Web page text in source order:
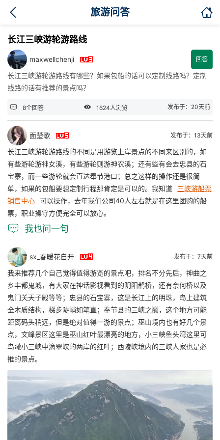
旅游问答 
长江三峡游轮游路线
maxwellchenji  回答
长江三峡游轮游路线有哪些？如果包船的话可以定制线路吗？定制
线路的话有推荐的景点吗？
 8个回答  1624人浏览 发布于：20天前
面楚歌  发布于：13天前
长江三峡游轮游路线的不同是用游览上岸景点的不同来区别的，如
有些游轮游神女溪，有些游轮则游神农溪；还有些有会去忠县的石
宝寨，而一些游轮就会直达奉节港口；总之这样的操作还是很简
单，如果的包船要想定制行程那肯定是可以的。我知道
三峡游船票
销售中心 可以操作，去年我们公司40人左右就是在这里团购的船
票，职业操守方便完全可以放心。
 我也问一句
sx_春暖花自开  发布于：7天前
我来推荐几个自己觉得值得游览的景点吧，排名不分先后，神曲之
乡丰都鬼城，有大家在神话影视看到的阴阳鹊桥，还有奈何桥以及
鬼门关天子殿等等；忠县的石宝寨，这是长江上的明珠，岛上建筑
全木质结构，梯步陡峭如笔直；奉节县的三峡之巅，这个地方可能
距离码头稍远，但是绝对值得一游的景点；巫山境内也有好几个景
点，文峰景区这里是巫山红叶最漂亮的地方，小三峡鱼头湾这里可
鸟瞰小三峡中滴翠峡的两岸的红叶；西陵峡境内的三峡人家也是必
推的景点。